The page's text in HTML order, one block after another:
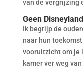
van de vergrijzing
Geen Disneyland
Ik begrijp de
naar hun
vooruitzicht om je
kamer ver weg